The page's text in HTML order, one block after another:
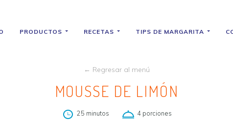
PRODUCTOS RECETAS TIPS DE MARGARITA
← Regresar al menú
MOUSSE DE LIMÓN
25 minutos 4 porciones